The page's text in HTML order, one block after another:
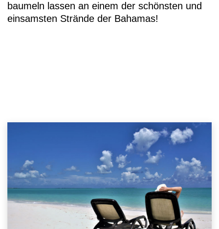
baumeln lassen an einem der schönsten und
einsamsten Strände der Bahamas!